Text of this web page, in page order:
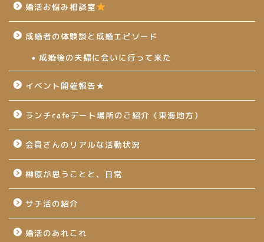
婚活お悩み相談室
成婚者の体験談と成婚エピソード
成婚後の夫婦に会いに行って来た
イベント開催報告★
ランチcafeデート場所のご紹介（東海地方）
会員さんのリアルな活動状況
榊原が思うことと、日常
サチ活の紹介
婚活のあれこれ